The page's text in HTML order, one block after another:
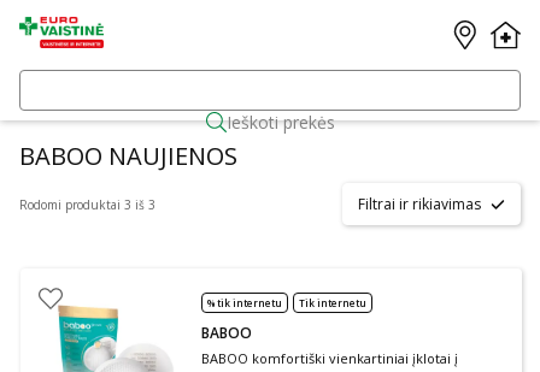
Ieškoti prekės
BABOO NAUJIENOS
Rodomi produktai 3 iš 3 Filtrai ir rikiavimas
% tik internetu Tik internetu
BABOO
BABOO komfortiški vienkartiniai įklotai į